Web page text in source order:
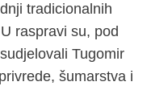
tradicionalnih
raspravi su, pod
Tugomir
šumarstva i